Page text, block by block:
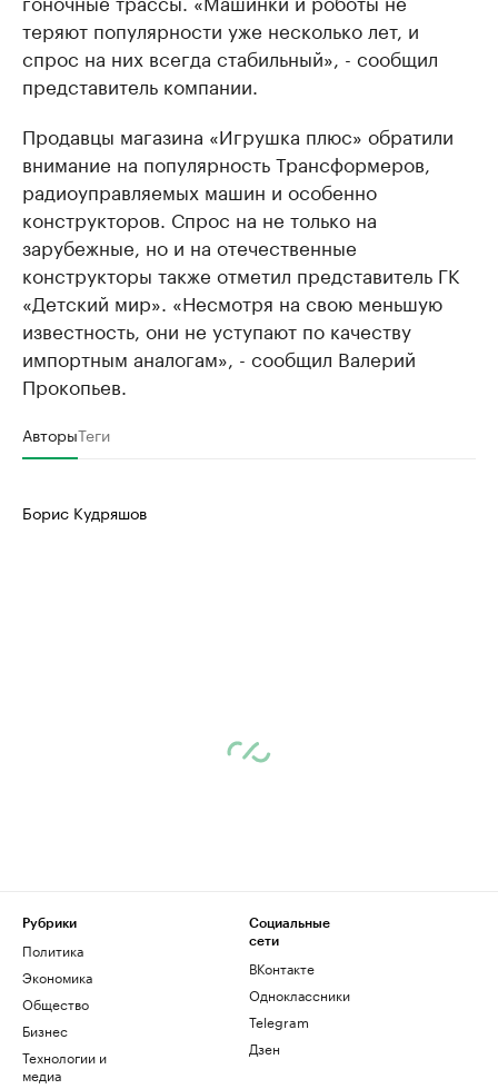
теряют популярности уже несколько лет, и
спрос на них всегда стабильный», - сообщил
представитель компании.
Продавцы магазина «Игрушка плюс» обратили
внимание на популярность Трансформеров,
радиоуправляемых машин и особенно
конструкторов. Спрос на не только на
зарубежные, но и на отечественные
конструкторы также отметил представитель ГК
«Детский мир». «Несмотря на свою меньшую
известность, они не уступают по качеству
импортным аналогам», - сообщил Валерий
Прокопьев.
АвторыТеги
Борис Кудряшов
Рубрики
Политика
Экономика
Общество
Бизнес
Технологии и
медиа
Социальные
сети
ВКонтакте
Одноклассники
Telegram
Дзен